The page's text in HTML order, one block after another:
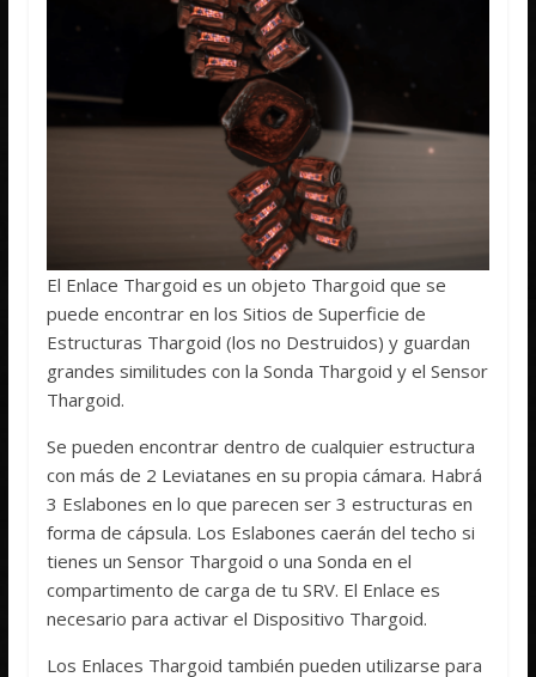
El Enlace Thargoid es un objeto Thargoid que se
puede encontrar en los Sitios de Superficie de
Estructuras Thargoid (los no Destruidos) y guardan
grandes similitudes con la Sonda Thargoid y el Sensor
Thargoid.
Se pueden encontrar dentro de cualquier estructura
con más de 2 Leviatanes en su propia cámara. Habrá
3 Eslabones en lo que parecen ser 3 estructuras en
forma de cápsula. Los Eslabones caerán del techo si
tienes un Sensor Thargoid o una Sonda en el
compartimento de carga de tu SRV. El Enlace es
necesario para activar el Dispositivo Thargoid.
Los Enlaces Thargoid también pueden utilizarse para